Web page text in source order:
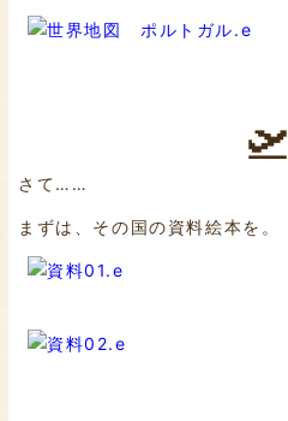
🛫
さて……
まずは、その国の資料絵本を。